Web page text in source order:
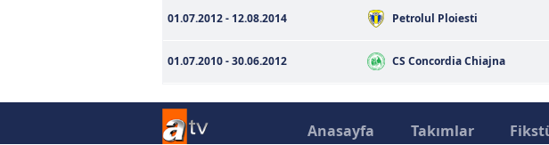
01.07.2012 - 12.08.2014 Petrolul Ploiesti
01.07.2010 - 30.06.2012 CS Concordia Chiajna
Anasayfa Takımlar